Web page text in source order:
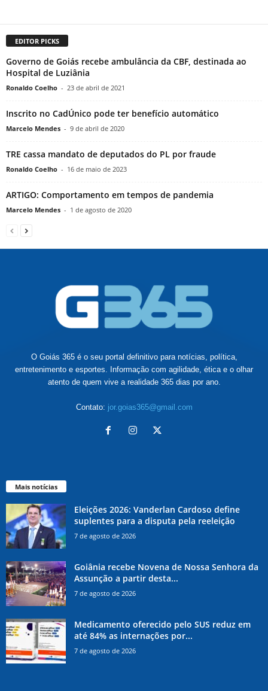
EDITOR PICKS
Governo de Goiás recebe ambulância da CBF, destinada ao
Hospital de Luziânia
Ronaldo Coelho - 23 de abril de 2021
Inscrito no CadÚnico pode ter benefício automático
Marcelo Mendes - 9 de abril de 2020
TRE cassa mandato de deputados do PL por fraude
Ronaldo Coelho - 16 de maio de 2023
ARTIGO: Comportamento em tempos de pandemia
Marcelo Mendes - 1 de agosto de 2020
O Goiás 365 é o seu portal definitivo para notícias, política,
entretenimento e esportes. Informação com agilidade, ética e o olhar
atento de quem vive a realidade 365 dias por ano.
Contato: jor.goias365@gmail.com
Mais notícias
Eleições 2026: Vanderlan Cardoso define
suplentes para a disputa pela reeleição
7 de agosto de 2026
Goiânia recebe Novena de Nossa Senhora da
Assunção a partir desta...
7 de agosto de 2026
Medicamento oferecido pelo SUS reduz em
até 84% as internações por...
7 de agosto de 2026